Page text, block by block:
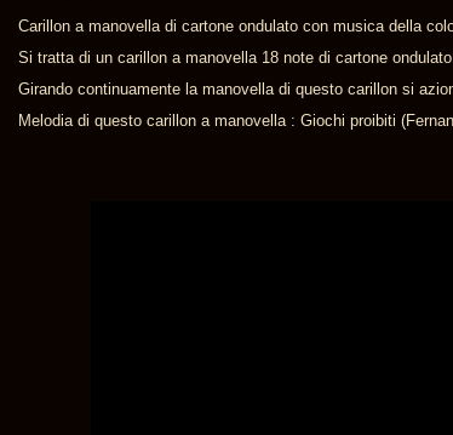
Carillon a manovella di cartone ondulato con musica della
Si tratta di un carillon a manovella 18 note di cartone
Girando continuamente la manovella di questo carillon si
Melodia di questo carillon a manovella : Giochi proibiti